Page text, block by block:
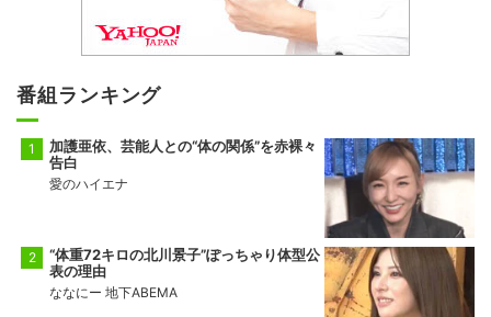
番組ランキング
加護亜依、芸能人との“体の関係”を赤裸々
告白
愛のハイエナ
“体重72キロの北川景子”ぽっちゃり体型公
表の理由
ななにー 地下ABEMA